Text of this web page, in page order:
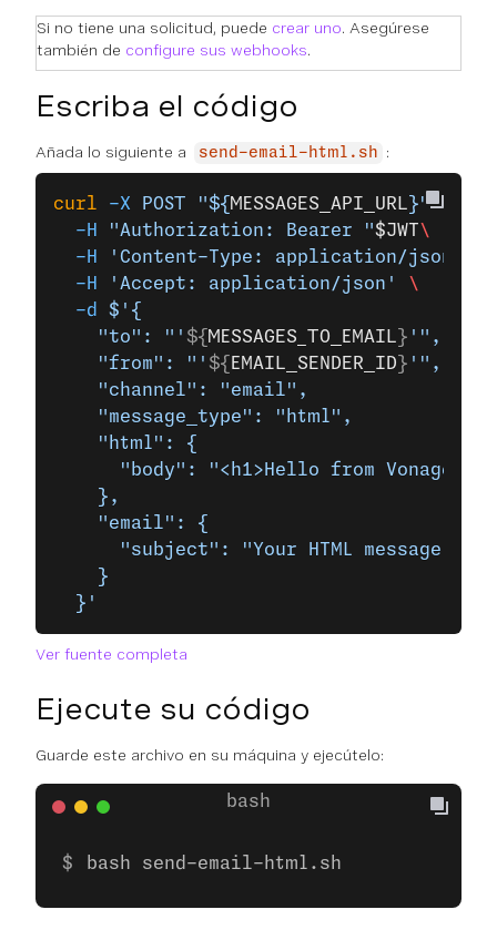
Si no tiene una solicitud, puede crear uno. Asegúrese
también de configure sus webhooks.
Escriba el código
Añada lo siguiente a send-email-html.sh :
curl -X POST "${ MESSAGES_API_URL }" \
  -H
"Authorization: Bearer "$JWT\
  -H
'Content-Type: application/json'
  -H
'Accept: application/json'
\
  -d
$'{
    "to": "'
${ MESSAGES_TO_EMAIL } '",
    "from": "'
${ EMAIL_SENDER_ID } '",
    "channel": "email",
    "message_type": "html",
    "html": {
"body": "<h1>Hello from Vonage</
    },
    "email": {
"subject": "Your HTML message
    }
  }'
Ver fuente completa
Ejecute su código
Guarde este archivo en su máquina y ejecútelo:
bash send-email-html.sh